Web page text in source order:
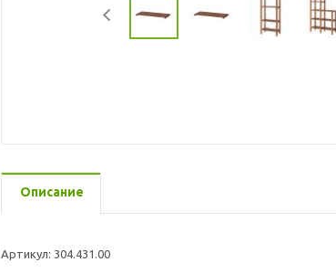
Описание
Артикул: 304.431.00